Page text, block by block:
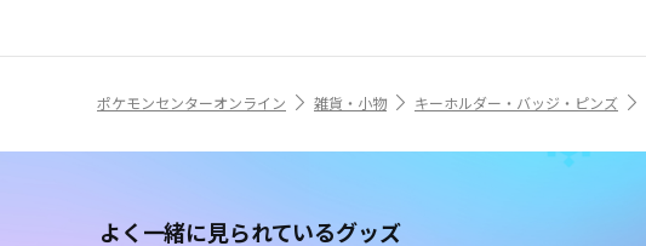
ポケモンセンターオンライン 雑貨・小物 キーホルダー・バッジ・ピンズ
よく一緒に見られているグッズ